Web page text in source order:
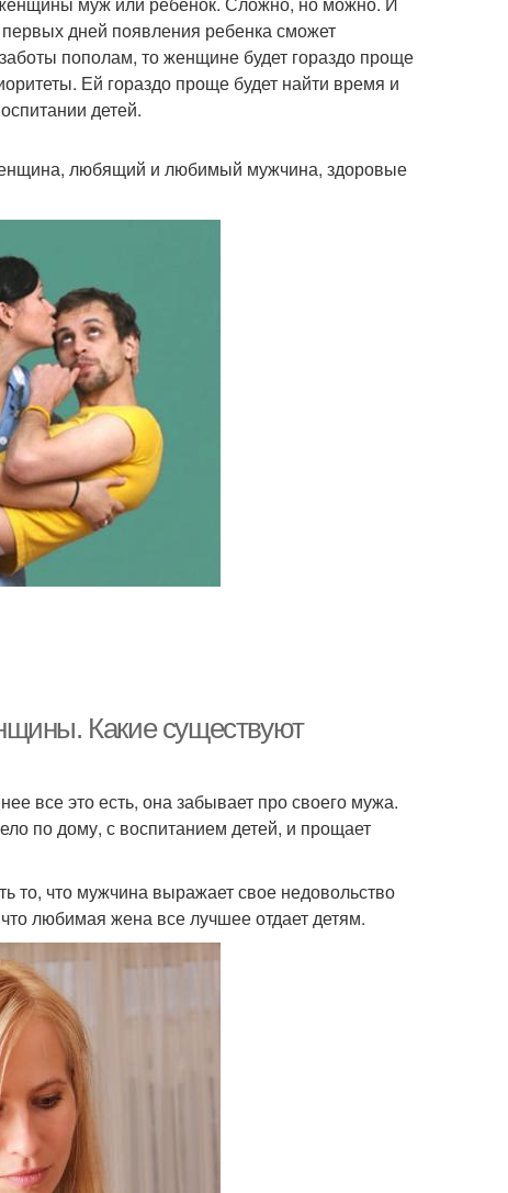
дней появления ребенка сможет
пополам, то женщине будет гораздо проще
Ей гораздо проще будет найти время и
детей.
любящий и любимый мужчина, здоровые
Какие существуют
все это есть, она забывает про своего мужа.
по дому, с воспитанием детей, и прощает
то, что мужчина выражает свое недовольство
любимая жена все лучшее отдает детям.